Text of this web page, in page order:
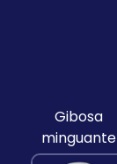
Gibosa
minguante